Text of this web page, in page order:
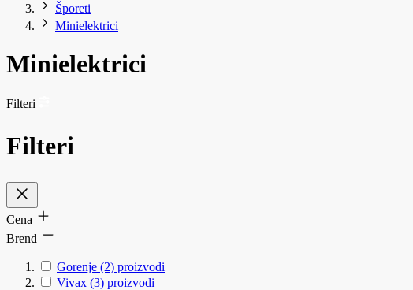
Šporeti
Minielektrici
Minielektrici
Filteri
Filteri
Cena
Brend
Gorenje (2) proizvodi
Vivax (3) proizvodi